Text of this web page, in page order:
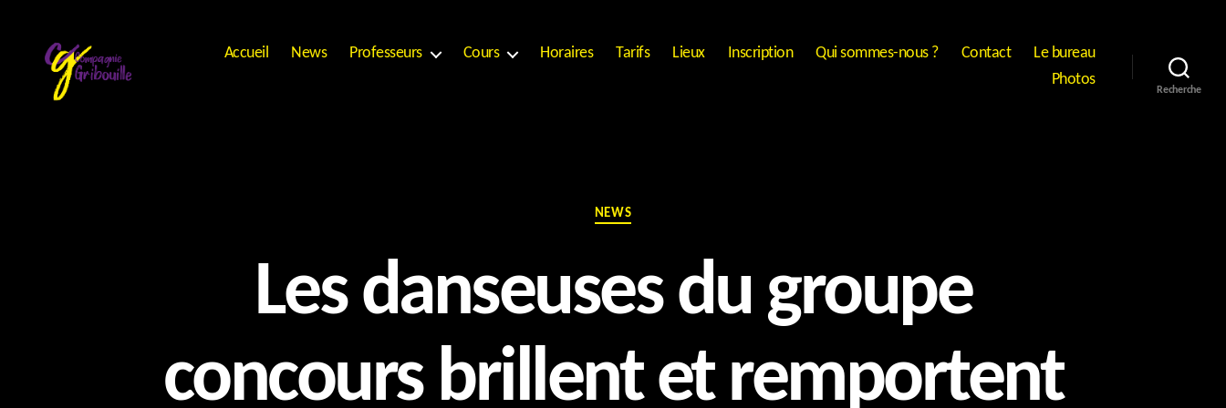
Accueil News Professeurs Cours Horaires Tarifs Lieux Inscription Qui sommes-nous ? Contact
Le bureau
Photos
Recherche
Catégories
NEWS
Les danseuses du groupe
concours brillent et remportent